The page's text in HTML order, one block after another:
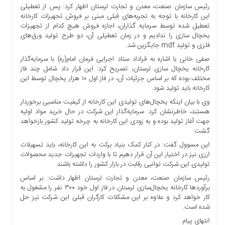
درباره
اخبار
سایت
ارتباط
برگه
نمونه
تعرفه
درباره
چند
رسانه
ارتباط
رئیس سازمان صنعت، معدن و تجارت لرستان اظهار کرد: پس از تعطیلی
این کارخانه با توجه به تجربه‌های قبلی مبنی بر فروش تجهیزات کارخانه
تعطیل شده توسط سرمایه گذاران، اجازه فروش هیچ کدام از تجهیزات
یخچال سازی را ندادیم و در زمان تعطیلی آن، دو طرح تولید ورق‌های
فلزی و تولید mdf جایگزین شد.
صفی خانی با اشاره به قراداد ستاد اجرایی فرمان امام(ره) با سرمایه‌گذار
کارخانه یخچال سازی لرستان، تصریح کرد: این قرار داد شامل چند فاز
مختلف بوده که بر اساس جزئیات آن، در فاز اول ۱۰ هزار یخچال توسط این
کارخانه باید تولید شود.
وی با بیان اینکه یخچال‌های تولیدی این کارخانه از کیفیت مناسبی برخوردار
هستند، خاطرنشان کرد: سرمایه‌گذار این شرکت در حال خرید مواد اولیه
جهت آغاز تولید بوده و به زودی این کارخانه به چرخه تولید کشور بازخواهد
گشت.
این مسوول گفت: در کنار کمک بنیاد برکت به این کارخانه، باید تسهیلات
ارزی نیز در اختیار این آن قرار دهیم تا با واردات تجهیزات جدید محصولات
تولیدی این شرکت توانیی رقابت در بازار کشور را داشته باشند.
رئیس سازمان صنعت، معدن و تجارت لرستان اظهار داشت: بر اساس
برآورد‌ها کارخانه یخچال‌سازی لرستان در فاز اول خود ۳۰۰ نفر را مشغول به
کار خواهد کرد و علاوه بر این مشکلات کارگران قبلی این شرکت نیز حل
شده است.
انتهای پیام